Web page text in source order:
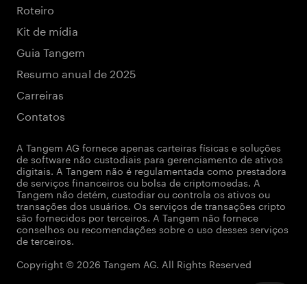
Roteiro
Kit de mídia
Guia Tangem
Resumo anual de 2025
Carreiras
Contatos
A Tangem AG fornece apenas carteiras físicas e soluções
de software não custodiais para gerenciamento de ativos
digitais. A Tangem não é regulamentada como prestadora
de serviços financeiros ou bolsa de criptomoedas. A
Tangem não detém, custodiar ou controla os ativos ou
transações dos usuários. Os serviços de transações cripto
são fornecidos por terceiros. A Tangem não fornece
conselhos ou recomendações sobre o uso desses serviços
de terceiros.